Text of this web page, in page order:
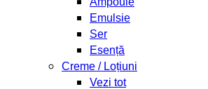
Emulsie
Ser
Esență
Creme / Loțiuni
Vezi tot